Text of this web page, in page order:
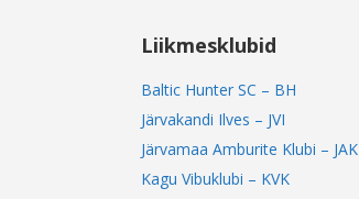
Liikmesklubid
Baltic Hunter SC – BH
Järvakandi Ilves – JVI
Järvamaa Amburite Klubi – JAK
Kagu Vibuklubi – KVK